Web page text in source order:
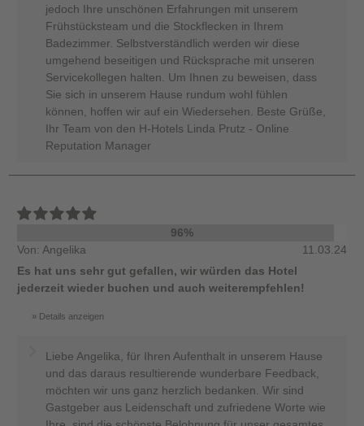
jedoch Ihre unschönen Erfahrungen mit unserem
Frühstücksteam und die Stockflecken in Ihrem
Badezimmer. Selbstverständlich werden wir diese
umgehend beseitigen und Rücksprache mit unseren
Servicekollegen halten. Um Ihnen zu beweisen, dass
Sie sich in unserem Hause rundum wohl fühlen
können, hoffen wir auf ein Wiedersehen. Beste Grüße,
Ihr Team von den H-Hotels Linda Prutz - Online
Reputation Manager
96%
Von: Angelika
11.03.24
Es hat uns sehr gut gefallen, wir würden das Hotel
jederzeit wieder buchen und auch weiterempfehlen!
Details anzeigen
Liebe Angelika, für Ihren Aufenthalt in unserem Hause
und das daraus resultierende wunderbare Feedback,
möchten wir uns ganz herzlich bedanken. Wir sind
Gastgeber aus Leidenschaft und zufriedene Worte wie